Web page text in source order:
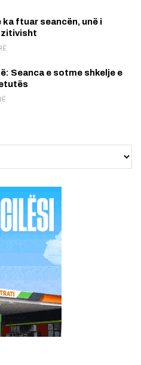
ka ftuar seancën, unë i
Seanca e sotme shkelje e